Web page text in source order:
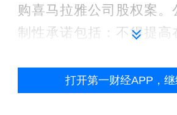
购喜马拉雅公司股权案。
制性承诺包括：不得提高
平台免费内容比例、不得
打开第一财经APP，